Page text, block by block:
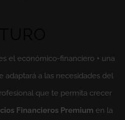
el económico-financiero + una
adaptará a las necesidades del
que te permita crecer
Financieros Premium en la